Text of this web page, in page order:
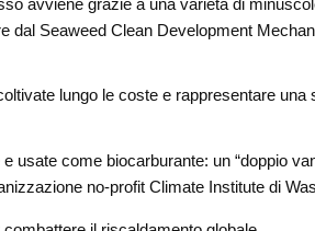
avviene grazie a una varietà di
dal Seaweed Clean Development
lungo le coste e rappresentare una
usate come biocarburante: un “doppio
no-profit Climate Institute di